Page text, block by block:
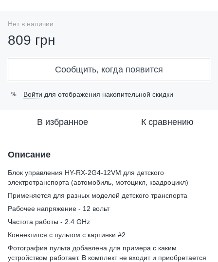
Нет в наличии
809 грн
Сообщить, когда появится
% Войти для отображения накопительной скидки
В избранное К сравнению
Описание
Блок управления HY-RX-2G4-12VM для детского
электротранспорта (автомобиль, мотоцикл, квадроцикл)
Применяется для разных моделей детского транспорта
Рабочее напряжение - 12 вольт
Частота работы - 2.4 GHz
Коннектится с пультом с картинки #2
Фотография пульта добавлена для примера с каким
устройством работает. В комплект не входит и приобретается